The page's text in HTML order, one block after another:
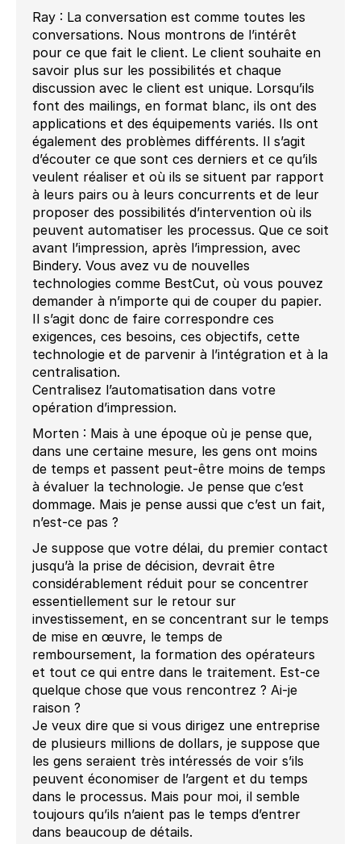
Ray : La conversation est comme toutes les
conversations. Nous montrons de l’intérêt
pour ce que fait le client. Le client souhaite en
savoir plus sur les possibilités et chaque
discussion avec le client est unique. Lorsqu’ils
font des mailings, en format blanc, ils ont des
applications et des équipements variés. Ils ont
également des problèmes différents. Il s’agit
d’écouter ce que sont ces derniers et ce qu’ils
veulent réaliser et où ils se situent par rapport
à leurs pairs ou à leurs concurrents et de leur
proposer des possibilités d’intervention où ils
peuvent automatiser les processus. Que ce soit
avant l’impression, après l’impression, avec
Bindery. Vous avez vu de nouvelles
technologies comme BestCut, où vous pouvez
demander à n’importe qui de couper du papier.
Il s’agit donc de faire correspondre ces
exigences, ces besoins, ces objectifs, cette
technologie et de parvenir à l’intégration et à la
centralisation.
Centralisez l’automatisation dans votre
opération d’impression.
Morten : Mais à une époque où je pense que,
dans une certaine mesure, les gens ont moins
de temps et passent peut-être moins de temps
à évaluer la technologie. Je pense que c’est
dommage. Mais je pense aussi que c’est un fait,
n’est-ce pas ?
Je suppose que votre délai, du premier contact
jusqu’à la prise de décision, devrait être
considérablement réduit pour se concentrer
essentiellement sur le retour sur
investissement, en se concentrant sur le temps
de mise en œuvre, le temps de
remboursement, la formation des opérateurs
et tout ce qui entre dans le traitement. Est-ce
quelque chose que vous rencontrez ? Ai-je
raison ?
Je veux dire que si vous dirigez une entreprise
de plusieurs millions de dollars, je suppose que
les gens seraient très intéressés de voir s’ils
peuvent économiser de l’argent et du temps
dans le processus. Mais pour moi, il semble
toujours qu’ils n’aient pas le temps d’entrer
dans beaucoup de détails.